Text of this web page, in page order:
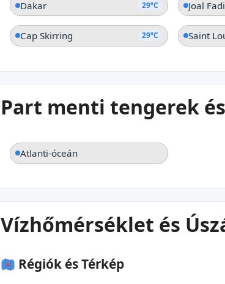
Dakar 29°C Joal
Cap Skirring 29°C Saint
Part menti tengerek
Atlanti-óceán
Vízhőmérséklet és
Régiók és Térkép